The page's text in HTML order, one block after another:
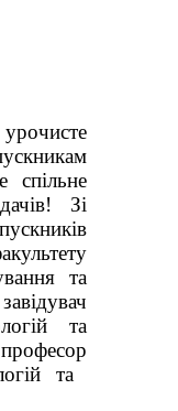
спільне
Зі
та
та
та